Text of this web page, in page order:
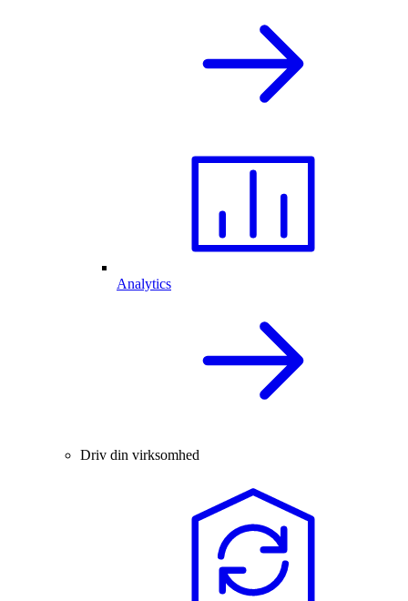
Analytics
Driv din virksomhed